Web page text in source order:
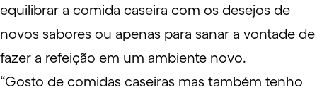
equilibrar a comida caseira com os desejos de
novos sabores ou apenas para sanar a vontade de
fazer a refeição em um ambiente novo.
“Gosto de comidas caseiras mas também tenho